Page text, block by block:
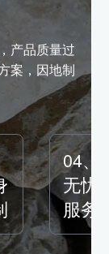
产品质量过
案，因地制
04、
无忧
服务